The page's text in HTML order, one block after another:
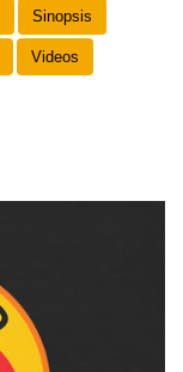
Sinopsis
Videos